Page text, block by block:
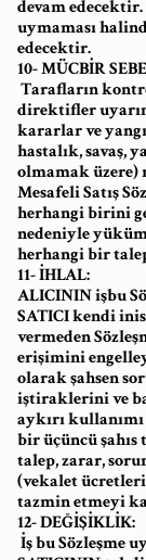
devam
uymaması
edecektir.
10- MÜCBİR
Tarafların
direktifler
kararlar ve
hastalık, savaş,
olmamak üzere)
Mesafeli Satış
herhangi birini
nedeniyle
herhangi bir
11- İHLAL:
ALICININ işbu
SATICI kendi
vermeden
erişimini
olarak şahsen
iştiraklerini ve
aykırı
bir üçüncü
talep, zarar,
(vekalet
tazmin etmeyi
12- DEĞİŞİKLİK:
İş bu Sözleşme